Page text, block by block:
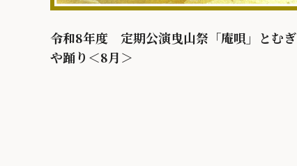
令和8年度 定期公演曳山祭「庵唄」とむぎ
や踊り＜8月＞